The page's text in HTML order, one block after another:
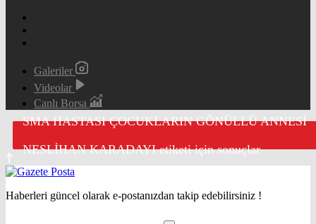
Galeriler
Videolar
Canlı Borsa
SMA HASTASI ÇOCUKLARIN GÖNÜLLÜ ANNESİ
NESLİHAN KARADAYI etiketi için sonuçlar
Haberleri güncel olarak e-postanızdan takip edebilirsiniz !